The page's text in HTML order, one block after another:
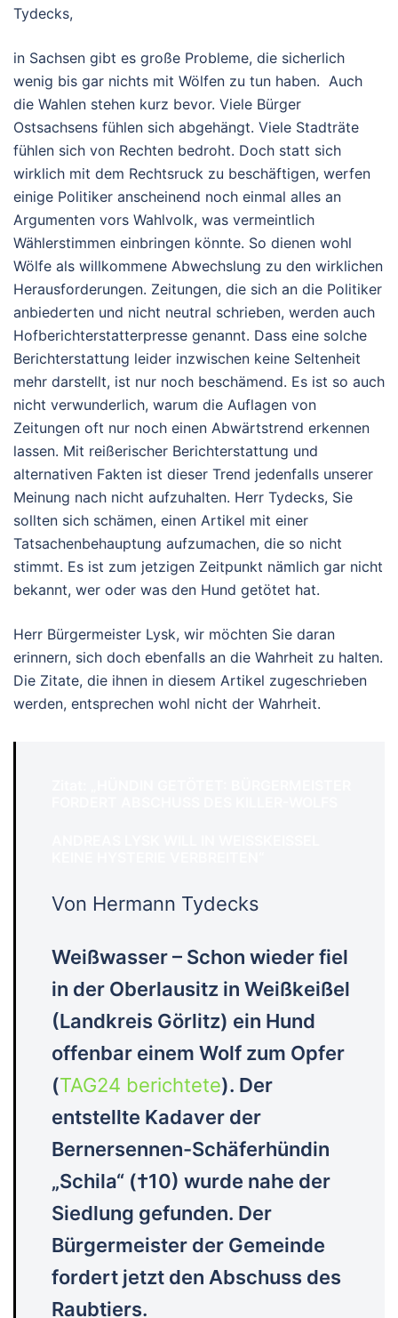
Tydecks,
in Sachsen gibt es große Probleme, die sicherlich
wenig bis gar nichts mit Wölfen zu tun haben. Auch
die Wahlen stehen kurz bevor. Viele Bürger
Ostsachsens fühlen sich abgehängt. Viele Stadträte
fühlen sich von Rechten bedroht. Doch statt sich
wirklich mit dem Rechtsruck zu beschäftigen, werfen
einige Politiker anscheinend noch einmal alles an
Argumenten vors Wahlvolk, was vermeintlich
Wählerstimmen einbringen könnte. So dienen wohl
Wölfe als willkommene Abwechslung zu den wirklichen
Herausforderungen. Zeitungen, die sich an die Politiker
anbiederten und nicht neutral schrieben, werden auch
Hofberichterstatterpresse genannt. Dass eine solche
Berichterstattung leider inzwischen keine Seltenheit
mehr darstellt, ist nur noch beschämend. Es ist so auch
nicht verwunderlich, warum die Auflagen von
Zeitungen oft nur noch einen Abwärtstrend erkennen
lassen. Mit reißerischer Berichterstattung und
alternativen Fakten ist dieser Trend jedenfalls unserer
Meinung nach nicht aufzuhalten. Herr Tydecks, Sie
sollten sich schämen, einen Artikel mit einer
Tatsachenbehauptung aufzumachen, die so nicht
stimmt. Es ist zum jetzigen Zeitpunkt nämlich gar nicht
bekannt, wer oder was den Hund getötet hat.
Herr Bürgermeister Lysk, wir möchten Sie daran
erinnern, sich doch ebenfalls an die Wahrheit zu halten.
Die Zitate, die ihnen in diesem Artikel zugeschrieben
werden, entsprechen wohl nicht der Wahrheit.
Von Hermann Tydecks
Weißwasser – Schon wieder fiel
in der Oberlausitz in Weißkeißel
(Landkreis Görlitz) ein Hund
offenbar einem Wolf zum Opfer
(TAG24 berichtete). Der
entstellte Kadaver der
Bernersennen-Schäferhündin
„Schila“ (†10) wurde nahe der
Siedlung gefunden. Der
Bürgermeister der Gemeinde
fordert jetzt den Abschuss des
Raubtiers.